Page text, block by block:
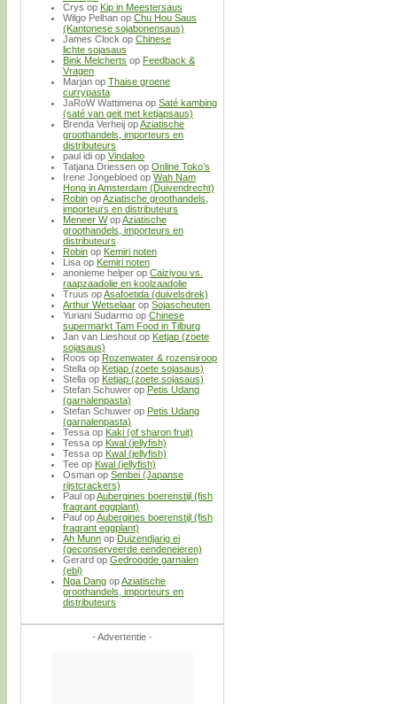
Crys op Kip in Meestersaus
Wilgo Pelhan op Chu Hou Saus
(Kantonese sojabonensaus)
James Clock op Chinese
lichte sojasaus
Bink Melcherts op Feedback &
Vragen
Marjan op Thaise groene
currypasta
JaRoW Wattimena op Saté kambing
(saté van geit met ketjapsaus)
Brenda Verheij opAziatische
groothandels, importeurs en
distributeurs
paul idi op Vindaloo
Tatjana Driessen op Online Toko’s
Irene Jongebloed op Wah Nam
Hong in Amsterdam (Duivendrecht)
Robin opAziatische groothandels,
importeurs en distributeurs
Meneer WopAziatische
groothandels, importeurs en
distributeurs
Robin op Kemiri noten
Lisa op Kemiri noten
anonieme helper op Caiziyou vs.
raapzaadolie en koolzaadolie
Truus opAsafoetida (duivelsdrek)
Arthur Wetselaar op Sojascheuten
Yuriani Sudarmo op Chinese
supermarkt Tam Food in Tilburg
Jan van Lieshout op Ketjap (zoete
sojasaus)
Roos op Rozenwater & rozensiroop
Stella op Ketjap (zoete sojasaus)
Stella op Ketjap (zoete sojasaus)
Stefan Schuwer op Petis Udang
(garnalenpasta)
Stefan Schuwer op Petis Udang
(garnalenpasta)
Tessa op Kaki (of sharon fruit)
Tessa op Kwal (jellyfish)
Tessa op Kwal (jellyfish)
Tee op Kwal (jellyfish)
Osman op Senbei (Japanse
rijstcrackers)
Paul opAubergines boerenstijl (fish
fragrant eggplant)
Paul opAubergines boerenstijl (fish
fragrant eggplant)
Ah Munn op Duizendjarig ei
(geconserveerde eendeneieren)
Gerard op Gedroogde garnalen
(ebi)
Nga Dang opAziatische
groothandels, importeurs en
distributeurs
- Advertentie -